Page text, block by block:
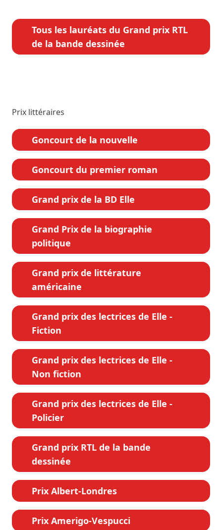
Tous les lauréats du Grand prix RTL
de la bande dessinée
Prix littéraires
Goncourt de la nouvelle
Goncourt du premier roman
Grand prix de la BD Elle
Grand Prix de la biographie
politique
Grand prix de littérature
américaine
Grand prix des lectrices de Elle -
Fiction
Grand prix des lectrices de Elle -
Non fiction
Grand prix des lectrices de Elle -
Policier
Grand prix RTL de la bande
dessinée
Prix Albert-Londres
Prix Amerigo-Vespucci